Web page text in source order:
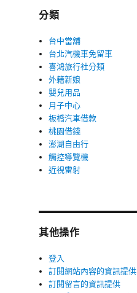
分類
台中當舖
台北汽機車免留車
喜鴻旅行社分類
外籍新娘
嬰兒用品
月子中心
板橋汽車借款
桃園借錢
澎湖自由行
觸控導覽機
近視雷射
其他操作
登入
訂閱網站內容的資訊提供
訂閱留言的資訊提供